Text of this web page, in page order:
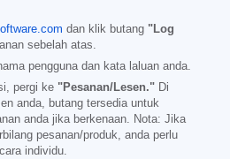
dan klik butang "Log
sebelah atas.
pengguna dan kata laluan anda.
pergi ke "Pesanan/Lesen." Di
anda, butang tersedia untuk
anda jika berkenaan. Nota: Jika
pesanan/produk, anda perlu
individu.